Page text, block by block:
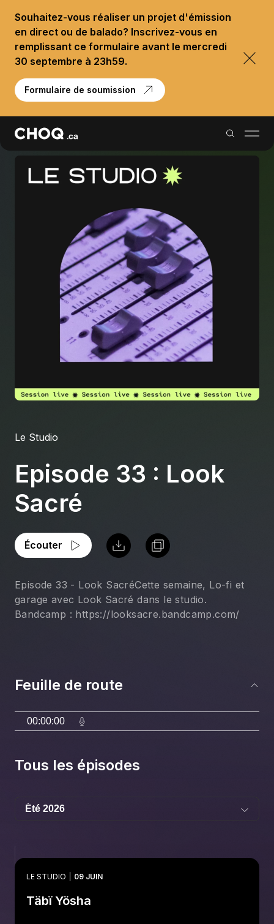
Souhaitez-vous réaliser un projet d'émission
en direct ou de balado? Inscrivez-vous en
remplissant ce formulaire avant le mercredi
30 septembre à 23h59.
Formulaire de soumission
Balados
Reportages
Palmarès
À propos
S'impliquer
Carrière
Location studio
Le Studio
Episode 33 : Look
Sacré
Écouter
Episode 33 - Look SacréCette semaine, Lo-fi et
garage avec Look Sacré dans le studio.
Bandcamp : https://looksacre.bandcamp.com/
Feuille de route
00:00:00
Tous les épisodes
LE STUDIO 09 JUIN
Täbï Yösha